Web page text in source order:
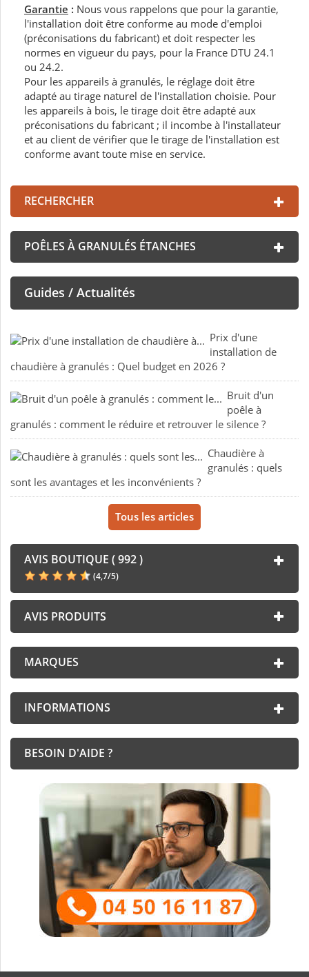
Garantie : Nous vous rappelons que pour la garantie,
l'installation doit être conforme au mode d'emploi
(préconisations du fabricant) et doit respecter les
normes en vigueur du pays, pour la France DTU 24.1
ou 24.2.
Pour les appareils à granulés, le réglage doit être
adapté au tirage naturel de l'installation choisie. Pour
les appareils à bois, le tirage doit être adapté aux
préconisations du fabricant ; il incombe à l'installateur
et au client de vérifier que le tirage de l'installation est
conforme avant toute mise en service.
RECHERCHER
POÊLES À GRANULÉS ÉTANCHES
Guides / Actualités
Prix d'une
installation de
chaudière à granulés : Quel budget en 2026 ?
Bruit d'un
poêle à
granulés : comment le réduire et retrouver le silence ?
Chaudière à
granulés : quels
sont les avantages et les inconvénients ?
Tous les articles
AVIS BOUTIQUE ( 992 )
(4,7/5)
AVIS PRODUITS
MARQUES
INFORMATIONS
BESOIN D'AIDE ?